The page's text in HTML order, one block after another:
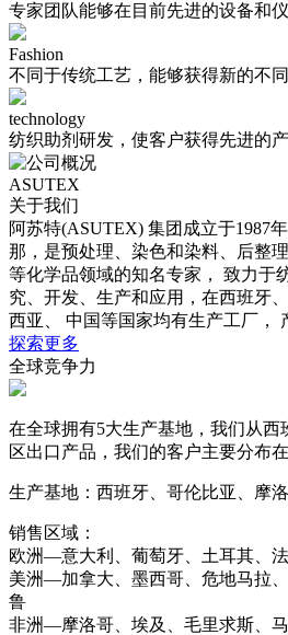
专家团队能够在目前先进的设备和
Fashion
不同于传统工艺，能够获得新的不
technology
纺织助剂研发，使客户获得先进的
ASUTEX
关于我们
阿苏特(ASUTEX) 集团成立于1987
那，是预处理、染色和染料、后整
等化学品领域的知名专家， 致力于
究、开发、生产和应用，在西班牙
西亚、 中国等国家均有生产工厂，
探索更多
全球竞争力
在全球拥有5大生产基地，我们从
区出口产品，我们的客户主要分布在
生产基地：西班牙、哥伦比亚、摩
销售区域：
欧洲—意大利、葡萄牙、土耳其、
美洲—加拿大、墨西哥、危地马拉
鲁
非洲—摩洛哥、埃及、毛里求斯、